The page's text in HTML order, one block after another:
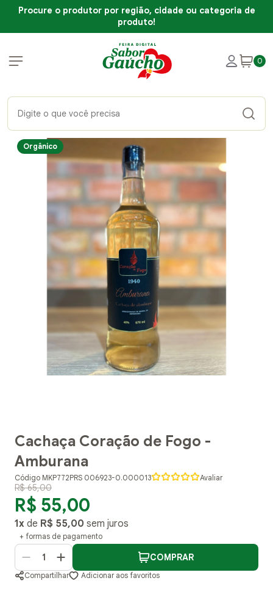
Procure o produtor por região, cidade ou categoria de
produto!
0
Orgânico
Cachaça Coração de Fogo -
Amburana
Código MKP772PRS 006923-0.000013 Avaliar
R$ 65,00
R$ 55,00
1x de R$ 55,00 sem juros
+ formas de pagamento
COMPRAR
Compartilhar Adicionar aos favoritos